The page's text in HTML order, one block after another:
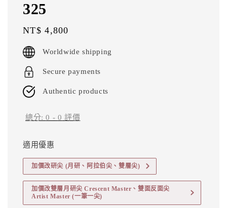
325
Regular
price
NT$ 4,800
Worldwide shipping
Secure payments
Authentic products
總分:0 - 0 評價
適用優惠
加價改研尖 (月研、阿拉伯尖、雙層尖)
加價改雙層月研尖 Crescent Master、雙面反面尖
Artist Master (一筆一尖)